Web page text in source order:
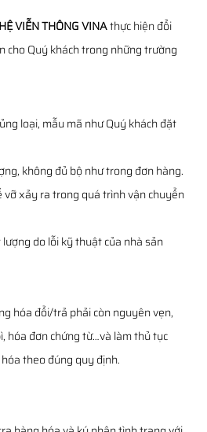
VIỄN THÔNG VINAthực hiện đổi
cho Quý khách trong những trường
loại, mẫu mã như Quý khách đặt
không đủ bộ như trong đơn hàng.
vỡ xảy ra trong quá trình vận chuyển
do lỗi kỹ thuật của nhà sản
hóa đổi/trả phải còn nguyên vẹn,
hóa đơn chứng từ…và làm thủ tục
theo đúng quy định.